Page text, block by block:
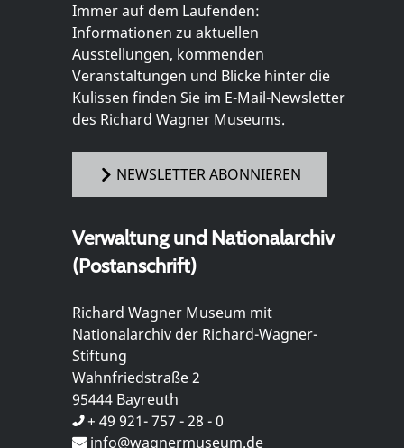
Immer auf dem Laufenden:
Informationen zu aktuellen
Ausstellungen, kommenden
Veranstaltungen und Blicke hinter die
Kulissen finden Sie im E-Mail-Newsletter
des Richard Wagner Museums.
NEWSLETTER ABONNIEREN
Verwaltung und Nationalarchiv
(Postanschrift)
Richard Wagner Museum mit
Nationalarchiv der Richard-Wagner-
Stiftung
Wahnfriedstraße 2
95444 Bayreuth
+ 49 921- 757 - 28 - 0
info@wagnermuseum.de